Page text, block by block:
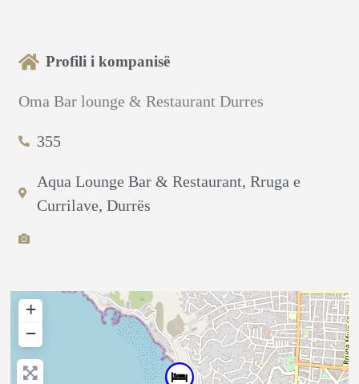
Profili i kompanisë
Oma Bar lounge & Restaurant Durres
355
Aqua Lounge Bar & Restaurant, Rruga e
Currilave, Durrës
+
−